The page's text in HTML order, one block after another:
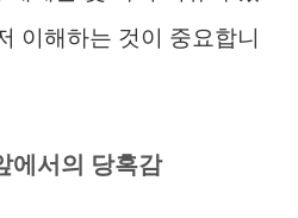
이해하는 것이 중요합니
에서의 당혹감